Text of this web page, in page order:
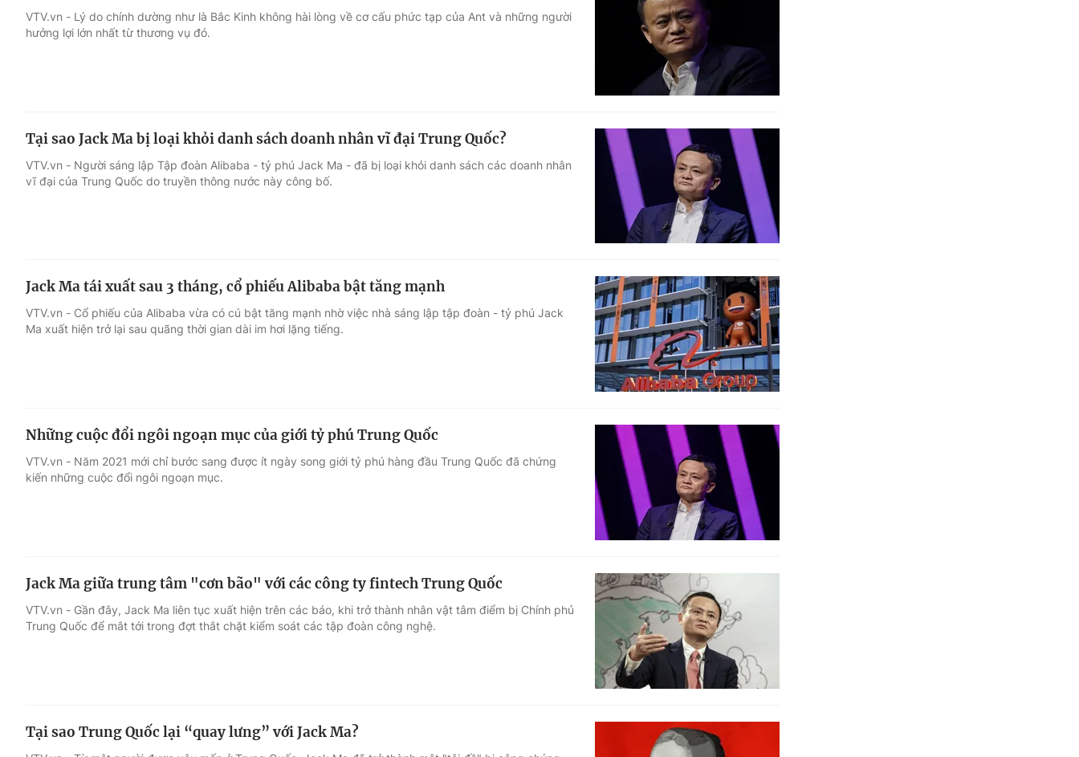
VTV.vn - Lý do chính dường như là Bắc Kinh không hài lòng về cơ cấu phức tạp của Ant và những người
hưởng lợi lớn nhất từ thương vụ đó.
Tại sao Jack Ma bị loại khỏi danh sách doanh nhân vĩ đại Trung Quốc?
VTV.vn - Người sáng lập Tập đoàn Alibaba - tỷ phú Jack Ma - đã bị loại khỏi danh sách các doanh nhân
vĩ đại của Trung Quốc do truyền thông nước này công bố.
Jack Ma tái xuất sau 3 tháng, cổ phiếu Alibaba bật tăng mạnh
VTV.vn - Cổ phiếu của Alibaba vừa có cú bật tăng mạnh nhờ việc nhà sáng lập tập đoàn - tỷ phú Jack
Ma xuất hiện trở lại sau quãng thời gian dài im hơi lặng tiếng.
Những cuộc đổi ngôi ngoạn mục của giới tỷ phú Trung Quốc
VTV.vn - Năm 2021 mới chỉ bước sang được ít ngày song giới tỷ phú hàng đầu Trung Quốc đã chứng
kiến những cuộc đổi ngôi ngoạn mục.
Jack Ma giữa trung tâm "cơn bão" với các công ty fintech Trung Quốc
VTV.vn - Gần đây, Jack Ma liên tục xuất hiện trên các báo, khi trở thành nhân vật tâm điểm bị Chính phủ
Trung Quốc để mắt tới trong đợt thắt chặt kiểm soát các tập đoàn công nghệ.
Tại sao Trung Quốc lại “quay lưng” với Jack Ma?